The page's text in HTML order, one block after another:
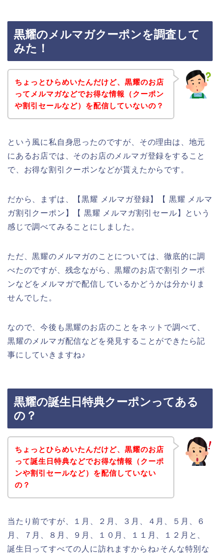
黒耀のメルマガクーポンを調査して
みた！
ちょっとひらめいたんだけど、黒耀のお店
ってメルマガなどでお得な情報（クーポン
や割引セールなど）を配信していないの？
という風に私自身思ったのですが、その理由は、地元
にあるお店では、そのお店のメルマガ登録をすること
で、お得な割引クーポンなどが貰えたからです。
だから、まずは、【黒耀 メルマガ登録】【 黒耀 メルマ
ガ割引クーポン】【 黒耀 メルマガ割引セール】という
感じで調べてみることにしました。
ただ、黒耀のメルマガのことについては、徹底的に調
べたのですが、残念ながら、黒耀のお店で割引クーポ
ンなどをメルマガで配信しているかどうかは分かりま
せんでした。
なので、今後も黒耀のお店のことをネットで調べて、
黒耀のメルマガ配信などを発見することができたら記
事にしていきますね♪
黒耀の誕生日特典クーポンってある
の？
ちょっとひらめいたんだけど、黒耀のお店
って誕生日特典などでお得な情報（クーポ
ンや割引セールなど）を配信していない
の？
当たり前ですが、１月、２月、３月、４月、５月、６
月、７月、８月、９月、１０月、１１月、１２月と、
誕生日ってすべての人に訪れますからね♪そんな特別な